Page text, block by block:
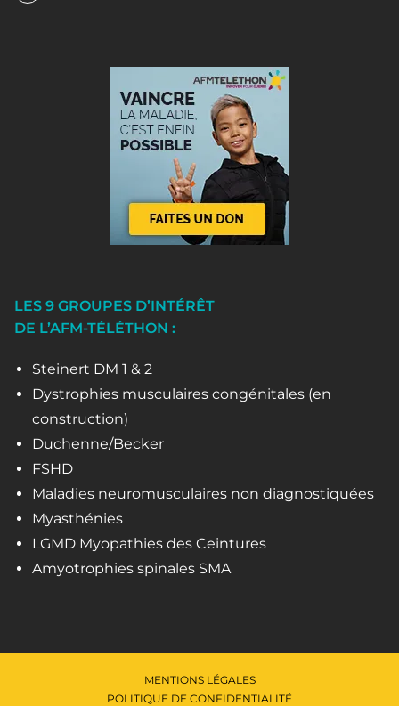
LES 9 GROUPES D’INTÉRÊT
DE L’AFM-TÉLÉTHON :
Steinert DM 1 & 2
Dystrophies musculaires congénitales (en
construction)
Duchenne/Becker
FSHD
Maladies neuromusculaires non diagnostiquées
Myasthénies
LGMD Myopathies des Ceintures
Amyotrophies spinales SMA
MENTIONS LÉGALES
POLITIQUE DE CONFIDENTIALITÉ